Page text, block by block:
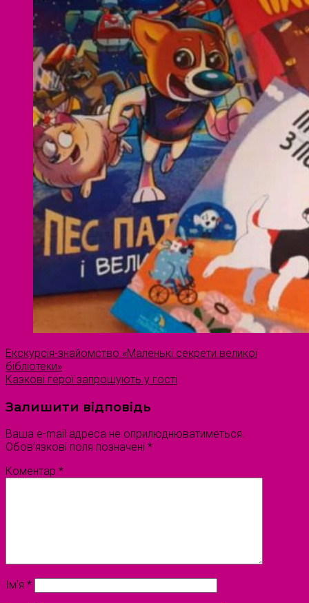
Екскурсія-знайомство «Маленькі секрети великої
бібліотеки»
Казкові герої запрошують у гості
Залишити відповідь
Ваша e-mail адреса не оприлюднюватиметься.
Обов’язкові поля позначені *
Коментар *
Ім'я *